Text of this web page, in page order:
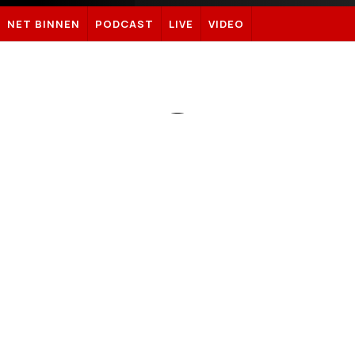
Sportnieuws.nl
NET BINNEN PODCAST LIVE VIDEO